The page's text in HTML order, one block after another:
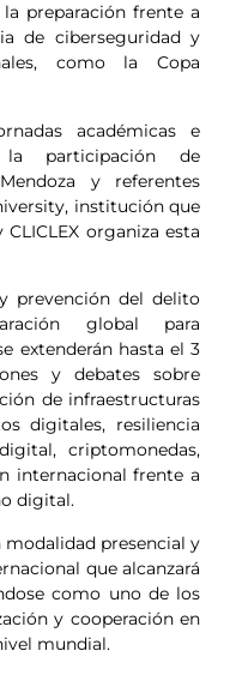
preparación frente a
de ciberseguridad y
como la Copa
académicas e
participación de
y referentes
institución que
organiza esta
prevención del delito
global para
extenderán hasta el 3
y debates sobre
de infraestructuras
digitales, resiliencia
criptomonedas,
internacional frente a
digital.
modalidad presencial y
que alcanzará
como uno de los
y cooperación en
mundial.